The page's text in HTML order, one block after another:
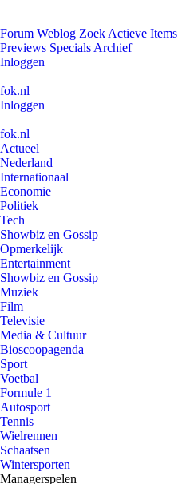
Forum Weblog Zoek Actieve Items
Previews Specials Archief
Inloggen
fok.nl
Inloggen
fok.nl
Actueel
Nederland
Internationaal
Economie
Politiek
Tech
Showbiz en Gossip
Opmerkelijk
Entertainment
Showbiz en Gossip
Muziek
Film
Televisie
Media & Cultuur
Bioscoopagenda
Sport
Voetbal
Formule 1
Autosport
Tennis
Wielrennen
Schaatsen
Wintersporten
Managerspelen